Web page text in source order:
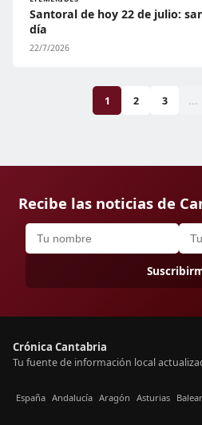
Santoral de hoy 22 de julio:
día
22/7/2026
1 2 3 ...
Recibe las noticias de
Crónica Cantabria
Tu fuente de información local
España Andalucía Aragón Asturias